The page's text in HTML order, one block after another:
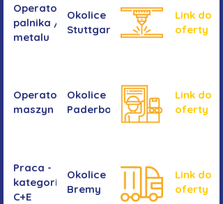
Operator/operatorka
palnika / Cięcie
metalu
Okolice
Stuttgartu
Link do
oferty
Operator/operatorka
maszyn CNC
Okolice
Paderborn
Link do
oferty
Praca -
kategoria
C+E
Okolice
Bremy
Link do
oferty